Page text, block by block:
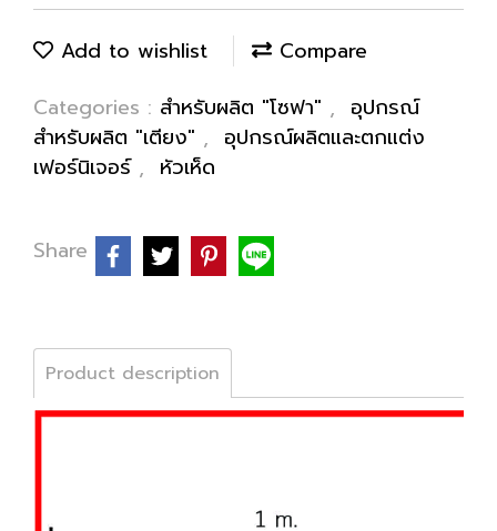
Add to wishlist
Compare
Categories : สำหรับผลิต "โซฟา" , อุปกรณ์
สำหรับผลิต "เตียง" , อุปกรณ์ผลิตและตกแต่ง
เฟอร์นิเจอร์ , หัวเห็ด
Share
Product description